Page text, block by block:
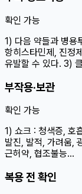
확인 가능
1) 다음 약들과 병용
항히스타민제, 진정
유발할 수 있다. 3)
부작용·보관
확인 가능
1) 쇼크 : 청색증, 호
발진, 발적, 가려움,
근허약, 협조불능…
복용 전 확인